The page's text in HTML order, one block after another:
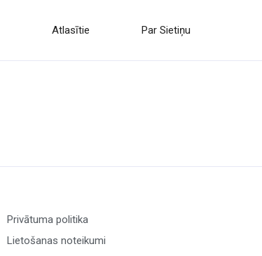
Atlasītie Par Sietiņu
Privātuma politika
Lietošanas noteikumi